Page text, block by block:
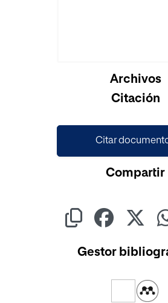
Archivos
Citación
Citar
Compartir
Gestor